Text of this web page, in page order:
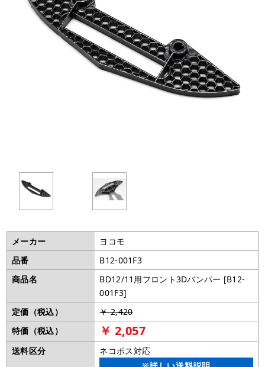
メーカー
ヨコモ
品番
B12-001F3
商品名
BD12/11用フロント3Dバンパー [B12-
001F3]
定価（税込）
￥ 2,420
特価（税込）
￥ 2,057
送料区分
ネコポス対応